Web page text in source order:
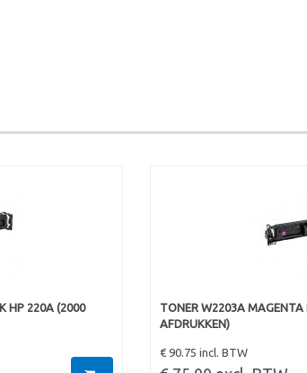
HP 220A (2000
TONER W2203A
AFDRUKKEN)
€ 90.75 incl. BTW